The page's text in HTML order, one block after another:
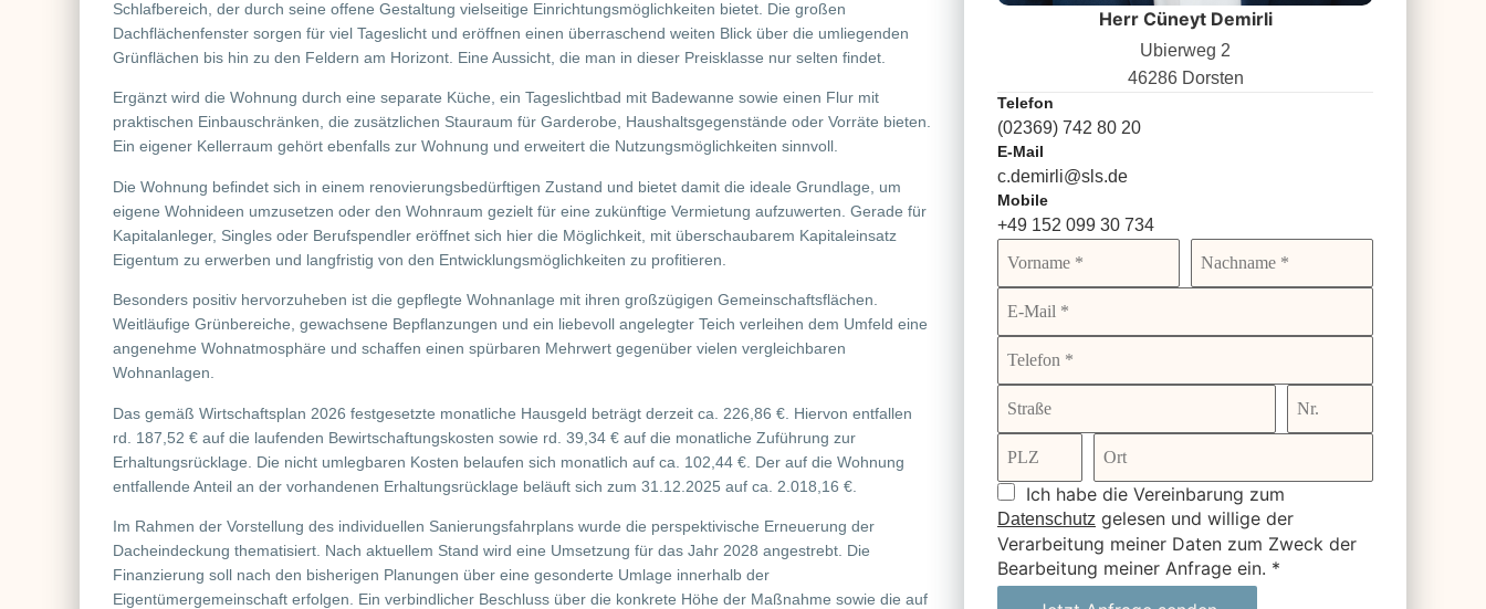
Schlafbereich, der durch seine offene Gestaltung vielseitige Einrichtungsmöglichkeiten bietet. Die großen
Dachflächenfenster sorgen für viel Tageslicht und eröffnen einen überraschend weiten Blick über die umliegenden
Grünflächen bis hin zu den Feldern am Horizont. Eine Aussicht, die man in dieser Preisklasse nur selten findet.
Ergänzt wird die Wohnung durch eine separate Küche, ein Tageslichtbad mit Badewanne sowie einen Flur mit
praktischen Einbauschränken, die zusätzlichen Stauraum für Garderobe, Haushaltsgegenstände oder Vorräte bieten.
Ein eigener Kellerraum gehört ebenfalls zur Wohnung und erweitert die Nutzungsmöglichkeiten sinnvoll.
Die Wohnung befindet sich in einem renovierungsbedürftigen Zustand und bietet damit die ideale Grundlage, um
eigene Wohnideen umzusetzen oder den Wohnraum gezielt für eine zukünftige Vermietung aufzuwerten. Gerade für
Kapitalanleger, Singles oder Berufspendler eröffnet sich hier die Möglichkeit, mit überschaubarem Kapitaleinsatz
Eigentum zu erwerben und langfristig von den Entwicklungsmöglichkeiten zu profitieren.
Besonders positiv hervorzuheben ist die gepflegte Wohnanlage mit ihren großzügigen Gemeinschaftsflächen.
Weitläufige Grünbereiche, gewachsene Bepflanzungen und ein liebevoll angelegter Teich verleihen dem Umfeld eine
angenehme Wohnatmosphäre und schaffen einen spürbaren Mehrwert gegenüber vielen vergleichbaren
Wohnanlagen.
Das gemäß Wirtschaftsplan 2026 festgesetzte monatliche Hausgeld beträgt derzeit ca. 226,86 €. Hiervon entfallen
rd. 187,52 € auf die laufenden Bewirtschaftungskosten sowie rd. 39,34 € auf die monatliche Zuführung zur
Erhaltungsrücklage. Die nicht umlegbaren Kosten belaufen sich monatlich auf ca. 102,44 €. Der auf die Wohnung
entfallende Anteil an der vorhandenen Erhaltungsrücklage beläuft sich zum 31.12.2025 auf ca. 2.018,16 €.
Im Rahmen der Vorstellung des individuellen Sanierungsfahrplans wurde die perspektivische Erneuerung der
Dacheindeckung thematisiert. Nach aktuellem Stand wird eine Umsetzung für das Jahr 2028 angestrebt. Die
Finanzierung soll nach den bisherigen Planungen über eine gesonderte Umlage innerhalb der
Eigentümergemeinschaft erfolgen. Ein verbindlicher Beschluss über die konkrete Höhe der Maßnahme sowie die auf
Herr Cüneyt Demirli
Ubierweg 2
46286 Dorsten
Telefon
(02369) 742 80 20
E-Mail
c.demirli@sls.de
Mobile
+49 152 099 30 734
Ich habe die Vereinbarung zum
Datenschutz gelesen und willige der
Verarbeitung meiner Daten zum Zweck der
Bearbeitung meiner Anfrage ein. *